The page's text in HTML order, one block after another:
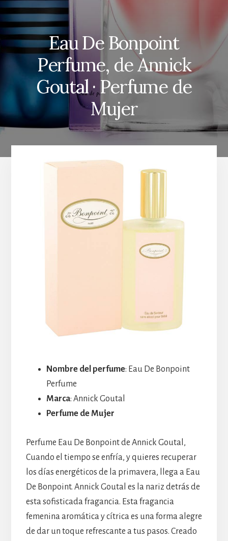
Eau De Bonpoint
Perfume, de Annick
Goutal · Perfume de
Mujer
Nombre del perfume: Eau De Bonpoint
Perfume
Marca: Annick Goutal
Perfume de Mujer
Perfume Eau De Bonpoint de Annick Goutal,
Cuando el tiempo se enfría, y quieres recuperar
los días energéticos de la primavera, llega a Eau
De Bonpoint. Annick Goutal es la nariz detrás de
esta sofisticada fragancia. Esta fragancia
femenina aromática y cítrica es una forma alegre
de dar un toque refrescante a tus pasos. Creado